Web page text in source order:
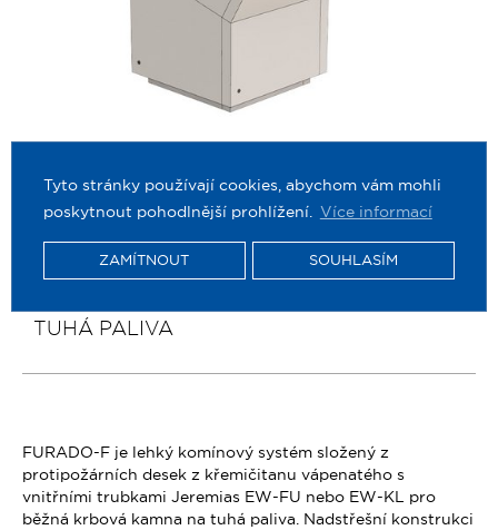
Tyto stránky používají cookies, abychom vám mohli
poskytnout pohodlnější prohlížení. Více informací
ZAMÍTNOUT SOUHLASÍM
FURADO-F
TUHÁ PALIVA
FURADO-F je lehký komínový systém složený z
protipožárních desek z křemičitanu vápenatého s
vnitřními trubkami Jeremias EW-FU nebo EW-KL pro
běžná krbová kamna na tuhá paliva. Nadstřešní konstrukci